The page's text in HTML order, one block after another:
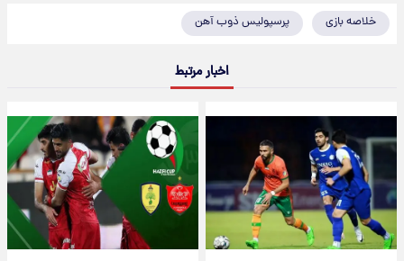
خلاصه بازی پرسپولیس ذوب آهن
اخبار مرتبط